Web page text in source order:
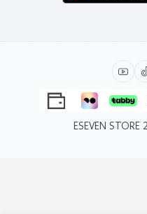
ESEVEN STORE